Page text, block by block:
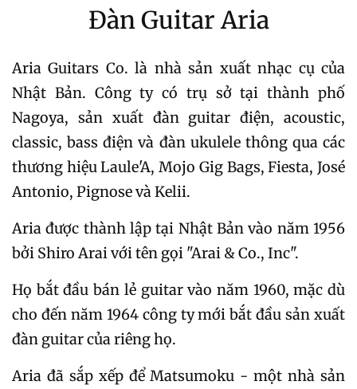
Đàn Guitar Aria
Aria Guitars Co. là nhà sản xuất nhạc cụ của
Nhật Bản. Công ty có trụ sở tại thành phố
Nagoya, sản xuất đàn guitar điện, acoustic,
classic, bass điện và đàn ukulele thông qua các
thương hiệu Laule'A, Mojo Gig Bags, Fiesta, José
Antonio, Pignose và Kelii.
Aria được thành lập tại Nhật Bản vào năm 1956
bởi Shiro Arai với tên gọi "Arai & Co., Inc".
Họ bắt đầu bán lẻ guitar vào năm 1960, mặc dù
cho đến năm 1964 công ty mới bắt đầu sản xuất
đàn guitar của riêng họ.
Aria đã sắp xếp để Matsumoku - một nhà sản